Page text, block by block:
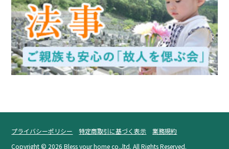
プライバシーポリシー 特定商取引に基づく表示
業務規約
Copyright © 2026 Bless your home co.,ltd. All Rights Reserved.